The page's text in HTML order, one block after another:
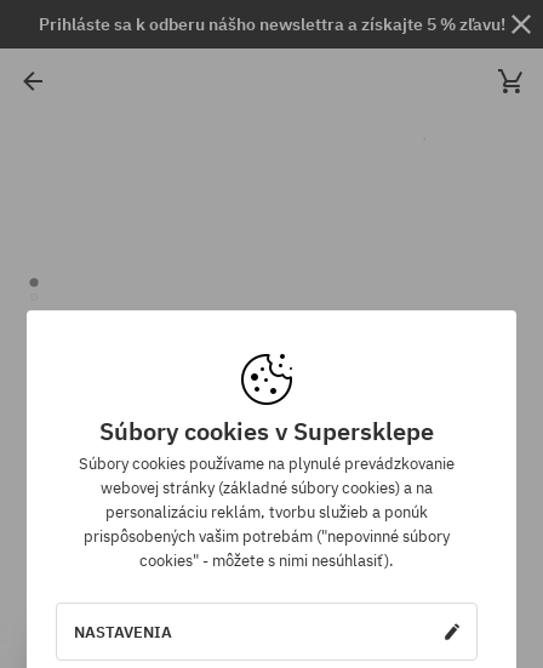
Prihláste sa k odberu nášho newslettra a získajte 5 % zľavu!
Súbory cookies v Supersklepe
Súbory cookies používame na plynulé prevádzkovanie
webovej stránky (základné súbory cookies) a na
personalizáciu reklám, tvorbu služieb a ponúk
prispôsobených vašim potrebám ("nepovinné súbory
cookies" - môžete s nimi nesúhlasiť).
NASTAVENIA